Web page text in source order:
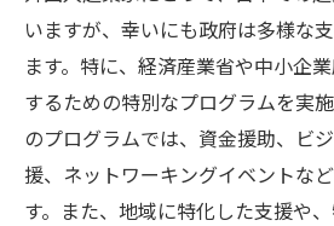
理
外国人起業家に有利な融
資金計画の立て方と実行
資金調達におけるリスク
実際の資金繰り改善事例
いますが、幸いにも政府は多様な
ます。特に、経済産業省や中小企
するための特別なプログラムを実
のプログラムでは、資金援助、ビ
援、ネットワーキングイベントな
す。また、地域に特化した支援や